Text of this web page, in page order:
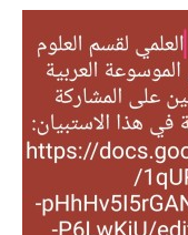
كتب في الطب
الأدلة، تنظيم
في جروح الرأس.
حرر الطب من
إفراز حيواني
من مادة
أحمر أو شديد